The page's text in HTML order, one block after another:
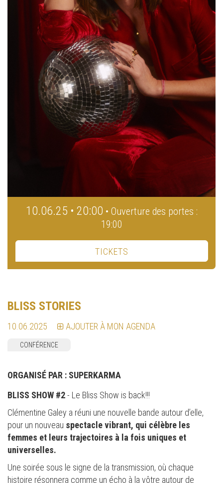
10.06.25 • 20:00 • Ouverture des portes :
19:00
TICKETS
BLISS STORIES
10.06.2025 AJOUTER À MON AGENDA
CONFÉRENCE
ORGANISÉ PAR : SUPERKARMA
BLISS SHOW #2- Le Bliss Show is back!!!
Clémentine Galey a réuni une nouvelle bande autour d’elle,
pour un nouveau spectacle vibrant, qui célèbre les
femmes et leurs trajectoires à la fois uniques et
universelles.
Une soirée sous le signe de la transmission, où chaque
histoire résonnera comme un écho à la vôtre autour de